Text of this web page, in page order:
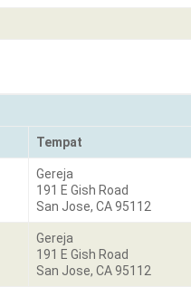
Tempat
Gereja
191 E Gish Road
San Jose, CA 95112
Gereja
191 E Gish Road
San Jose, CA 95112